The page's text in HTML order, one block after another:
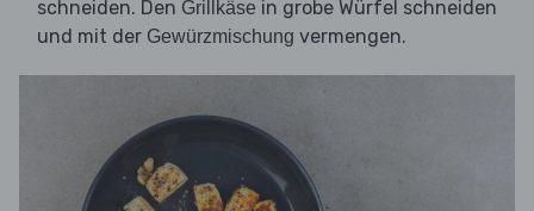
schneiden. Den Grillkäse in grobe Würfel schneiden
und mit der Gewürzmischung vermengen.